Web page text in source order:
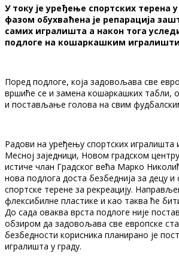
У току је уређење спортских терена
фазом обухваћена је репарација
самих игралишта а након тога
подлоге на кошаркашким
Поред подлоге, која задовољава све
вршиће се и замена кошаркашких табли,
и постављање голова на свим
Радови на уређењу спортских игралишта
Месној заједници, Новом градском
истиче члан Градског већа Марко
нова подлога доста безбеднија за децу и
спортске терене за рекреацију.
флексибилне пластике и као таква ће
До сада оваква врста подлоге није
обзиром да задовољава све европске
безбедности корисника планирано је
игралишта у граду.